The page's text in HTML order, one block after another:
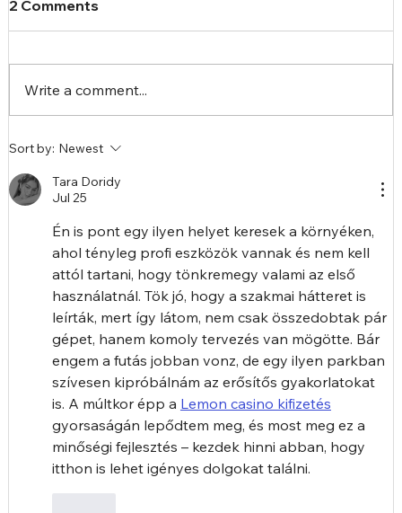
egyedi kültéri fitnesz parkot szeretnél?
2 Comments
Write a comment...
Sort by: Newest
Tara Doridy
Jul 25
Én is pont egy ilyen helyet keresek a környéken,
ahol tényleg profi eszközök vannak és nem kell
attól tartani, hogy tönkremegy valami az első
használatnál. Tök jó, hogy a szakmai hátteret is
leírták, mert így látom, nem csak összedobtak pár
gépet, hanem komoly tervezés van mögötte. Bár
engem a futás jobban vonz, de egy ilyen parkban
szívesen kipróbálnám az erősítős gyakorlatokat
is. A múltkor épp a Lemon casino kifizetés
gyorsaságán lepődtem meg, és most meg ez a
minőségi fejlesztés – kezdek hinni abban, hogy
itthon is lehet igényes dolgokat találni.